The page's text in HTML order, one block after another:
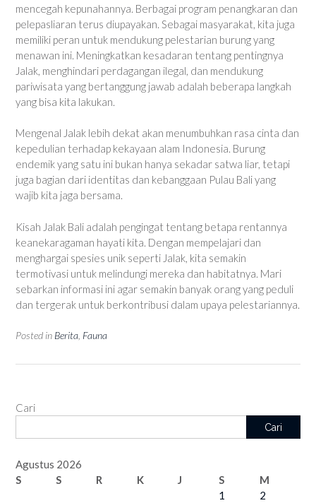
mencegah kepunahannya. Berbagai program penangkaran dan
pelepasliaran terus diupayakan. Sebagai masyarakat, kita juga
memiliki peran untuk mendukung pelestarian burung yang
menawan ini. Meningkatkan kesadaran tentang pentingnya
Jalak, menghindari perdagangan ilegal, dan mendukung
pariwisata yang bertanggung jawab adalah beberapa langkah
yang bisa kita lakukan.
Mengenal Jalak lebih dekat akan menumbuhkan rasa cinta dan
kepedulian terhadap kekayaan alam Indonesia. Burung
endemik yang satu ini bukan hanya sekadar satwa liar, tetapi
juga bagian dari identitas dan kebanggaan Pulau Bali yang
wajib kita jaga bersama.
Kisah Jalak Bali adalah pengingat tentang betapa rentannya
keanekaragaman hayati kita. Dengan mempelajari dan
menghargai spesies unik seperti Jalak, kita semakin
termotivasi untuk melindungi mereka dan habitatnya. Mari
sebarkan informasi ini agar semakin banyak orang yang peduli
dan tergerak untuk berkontribusi dalam upaya pelestariannya.
Posted in Berita Fauna
Cari
Cari
Agustus 2026
S
S R K J S
M
1
2